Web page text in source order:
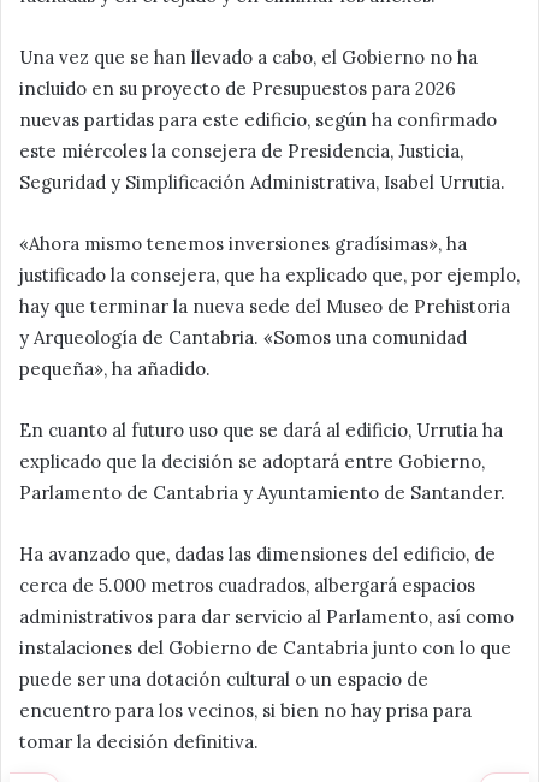
Una vez que se han llevado a cabo, el Gobierno no ha
incluido en su proyecto de Presupuestos para 2026
nuevas partidas para este edificio, según ha confirmado
este miércoles la consejera de Presidencia, Justicia,
Seguridad y Simplificación Administrativa, Isabel Urrutia.
«Ahora mismo tenemos inversiones gradísimas», ha
justificado la consejera, que ha explicado que, por ejemplo,
hay que terminar la nueva sede del Museo de Prehistoria
y Arqueología de Cantabria. «Somos una comunidad
pequeña», ha añadido.
En cuanto al futuro uso que se dará al edificio, Urrutia ha
explicado que la decisión se adoptará entre Gobierno,
Parlamento de Cantabria y Ayuntamiento de Santander.
Ha avanzado que, dadas las dimensiones del edificio, de
cerca de 5.000 metros cuadrados, albergará espacios
administrativos para dar servicio al Parlamento, así como
instalaciones del Gobierno de Cantabria junto con lo que
puede ser una dotación cultural o un espacio de
encuentro para los vecinos, si bien no hay prisa para
tomar la decisión definitiva.